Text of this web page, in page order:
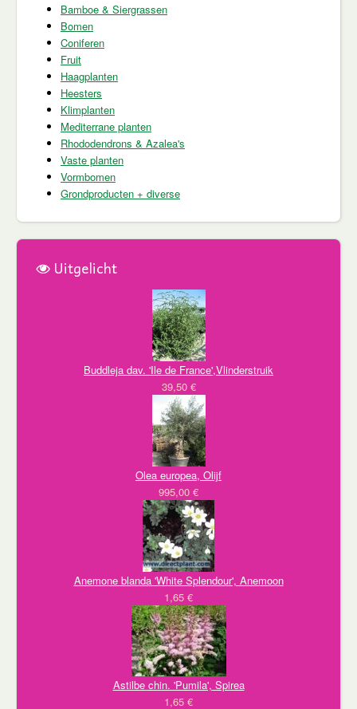
Bamboe & Siergrassen
Bomen
Coniferen
Fruit
Haagplanten
Heesters
Klimplanten
Mediterrane planten
Rhododendrons & Azalea's
Vaste planten
Vormbomen
Grondproducten + diverse
Uitgelicht
Buddleja dav. 'Ile de France',Vlinderstruik
39,50 €
Olea europea, Olijf
995,00 €
Anemone blanda 'White Splendour', Anemoon
1,65 €
Astilbe chin. 'Pumila', Spirea
1,65 €